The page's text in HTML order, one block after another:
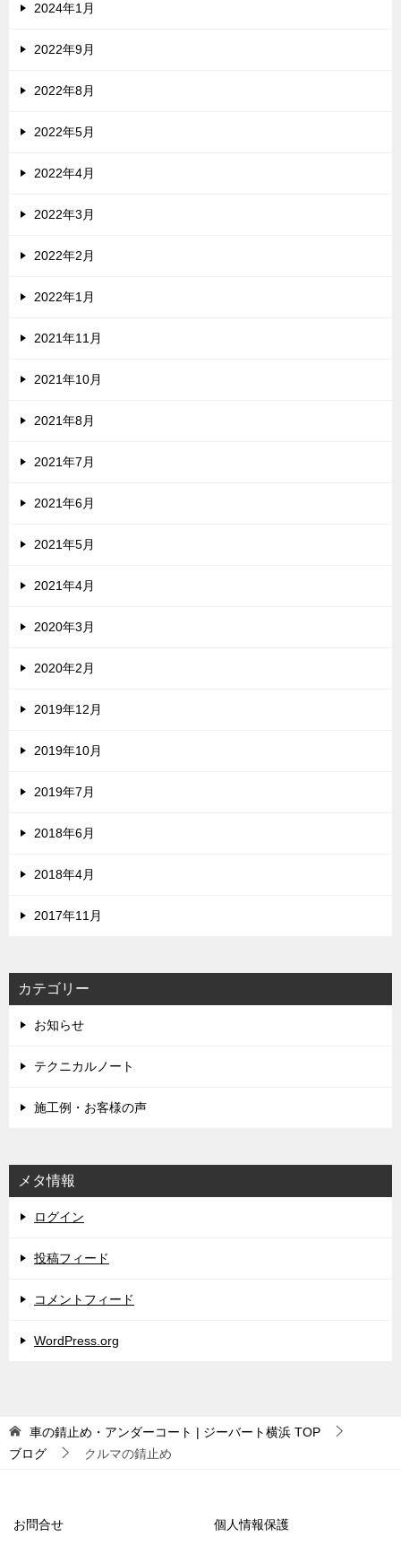
2024年1月
2022年9月
2022年8月
2022年5月
2022年4月
2022年3月
2022年2月
2022年1月
2021年11月
2021年10月
2021年8月
2021年7月
2021年6月
2021年5月
2021年4月
2020年3月
2020年2月
2019年12月
2019年10月
2019年7月
2018年6月
2018年4月
2017年11月
カテゴリー
お知らせ
テクニカルノート
施工例・お客様の声
メタ情報
ログイン
投稿フィード
コメントフィード
WordPress.org
車の錆止め・アンダーコート | ジーバート横浜 TOP
ブログ
クルマの錆止め
お問合せ 個人情報保護